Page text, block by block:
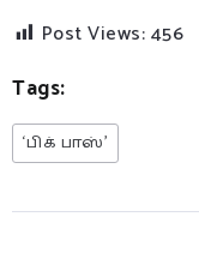
Post Views:456
Tags:
‘பிக் பாஸ்’